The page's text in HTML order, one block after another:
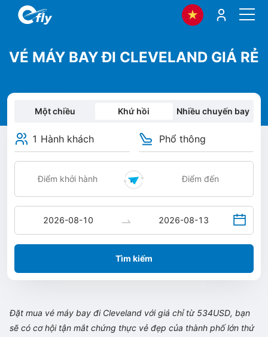
VÉ MÁY BAY ĐI CLEVELAND GIÁ RẺ
Một chiều Khứ hồi Nhiều chuyến bay
1 Hành khách Phổ thông
Tìm kiếm
Đặt mua vé máy bay đi Cleveland với giá chỉ từ 534USD, bạn
sẽ có cơ hội tận mắt chứng thực vẻ đẹp của thành phố lớn thứ